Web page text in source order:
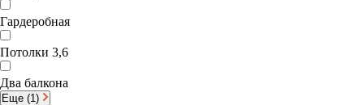
Гардеробная
Потолки 3,6
Два балкона
Еще (1)